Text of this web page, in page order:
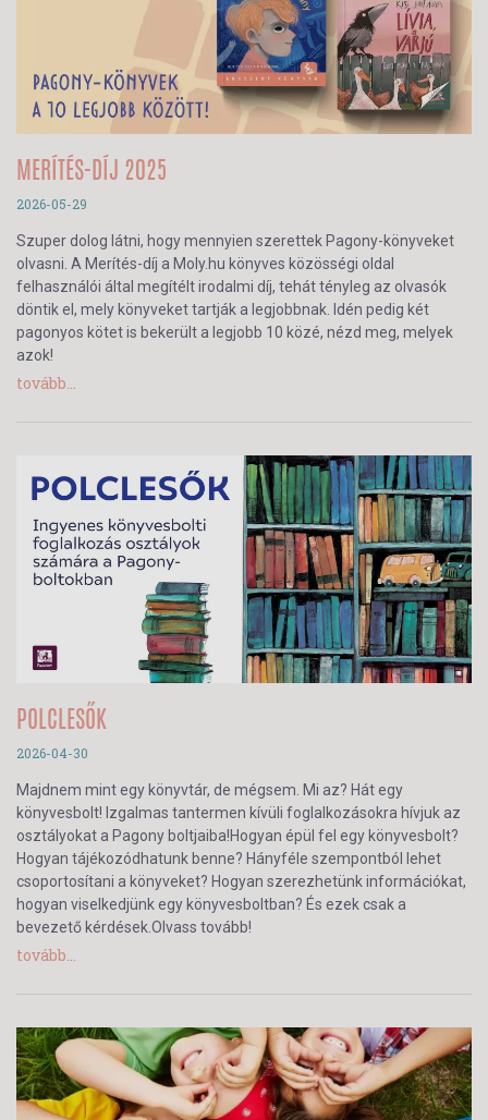
MERÍTÉS-DÍJ 2025
2026-05-29
Szuper dolog látni, hogy mennyien szerettek Pagony-könyveket
olvasni. A Merítés-díj a Moly.hu könyves közösségi oldal
felhasználói által megítélt irodalmi díj, tehát tényleg az olvasók
döntik el, mely könyveket tartják a legjobbnak. Idén pedig két
pagonyos kötet is bekerült a legjobb 10 közé, nézd meg, melyek
azok!
tovább...
POLCLESŐK
2026-04-30
Majdnem mint egy könyvtár, de mégsem. Mi az? Hát egy
könyvesbolt! Izgalmas tantermen kívüli foglalkozásokra hívjuk az
osztályokat a Pagony boltjaiba!Hogyan épül fel egy könyvesbolt?
Hogyan tájékozódhatunk benne? Hányféle szempontból lehet
csoportosítani a könyveket? Hogyan szerezhetünk információkat,
hogyan viselkedjünk egy könyvesboltban? És ezek csak a
bevezető kérdések.Olvass tovább!
tovább...